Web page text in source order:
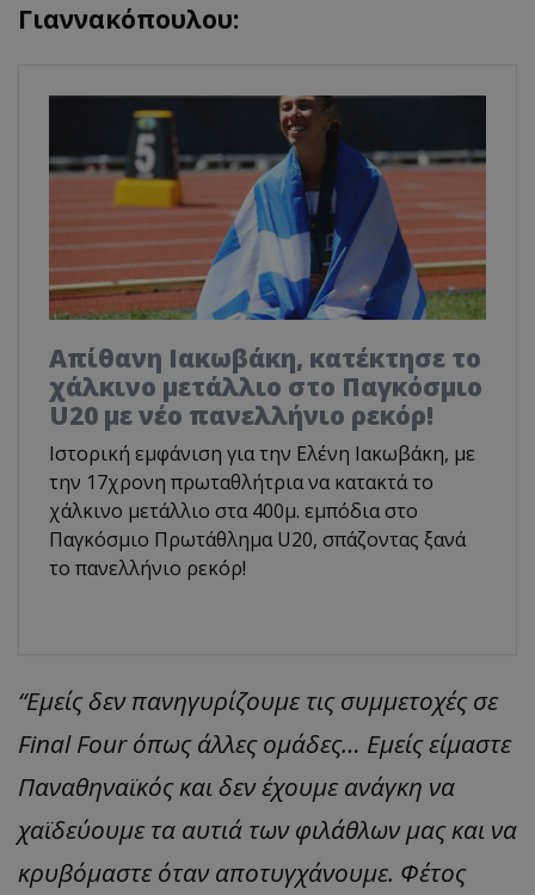
Γιαννακόπουλου:
Απίθανη Ιακωβάκη, κατέκτησε το
χάλκινο μετάλλιο στο Παγκόσμιο
U20 με νέο πανελλήνιο ρεκόρ!
Ιστορική εμφάνιση για την Ελένη Ιακωβάκη, με
την 17χρονη πρωταθλήτρια να κατακτά το
χάλκινο μετάλλιο στα 400μ. εμπόδια στο
Παγκόσμιο Πρωτάθλημα U20, σπάζοντας ξανά
το πανελλήνιο ρεκόρ!
“Εμείς δεν πανηγυρίζουμε τις συμμετοχές σε
Final Four όπως άλλες ομάδες… Εμείς είμαστε
Παναθηναϊκός και δεν έχουμε ανάγκη να
χαϊδεύουμε τα αυτιά των φιλάθλων μας και να
κρυβόμαστε όταν αποτυγχάνουμε. Φέτος